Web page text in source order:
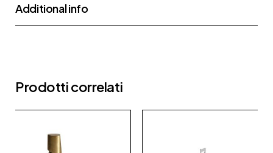
Additional info
Prodotti correlati